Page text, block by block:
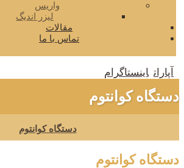
واریس
لیزر اندیگ
مقالات
تماس با ما
آپارات اینستاگرام
دستگاه کوانتوم
دستگاه کوانتوم
دستگاه کوانتوم